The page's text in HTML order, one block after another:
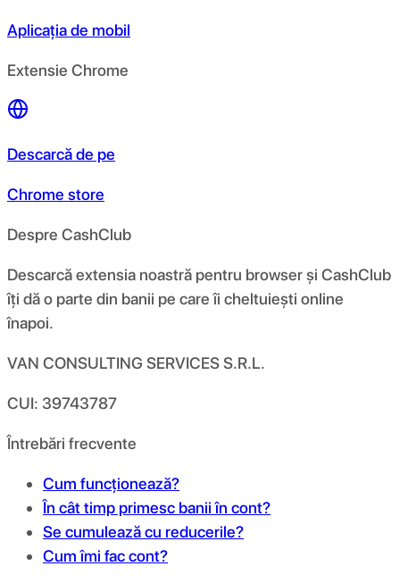
Aplicația de mobil
Extensie Chrome
Descarcă de pe
Chrome store
Despre CashClub
Descarcă extensia noastră pentru browser și CashClub
îți dă o parte din banii pe care îi cheltuiești online
înapoi.
VAN CONSULTING SERVICES S.R.L.
CUI: 39743787
Întrebări frecvente
Cum funcționează?
În cât timp primesc banii în cont?
Se cumulează cu reducerile?
Cum îmi fac cont?